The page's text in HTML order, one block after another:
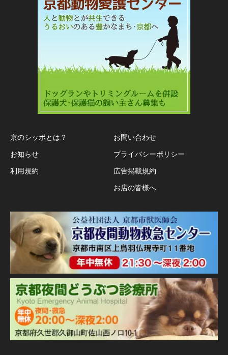
京のシッポとは？
お知らせ
利用規約
お問い合わせ
プライバシーポリシー
広告掲載規約
お店の皆様へ